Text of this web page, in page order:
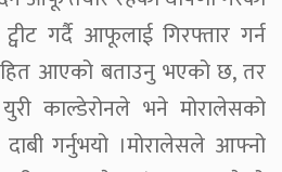
गर्दै आफूलाई गिरफ्तार गर्न
सहित आएको बताउनु भएको छ, तर
युरी काल्डेरोनले भने मोरालेसको
गर्नुभयो ।मोरालेसले आफ्नो